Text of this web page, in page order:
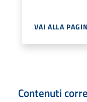
VAI ALLA
Contenuti